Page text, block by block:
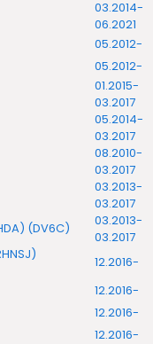
03.2014-
06.2021
05.2012-
05.2012-
01.2015-
03.2017
05.2014-
03.2017
08.2010-
03.2017
03.2013-
03.2017
(DV6C)
03.2013-
03.2017
12.2016-
12.2016-
12.2016-
12.2016-